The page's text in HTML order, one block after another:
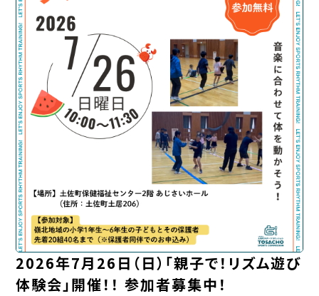
2026年7月26日（日）「親子で！リズム遊び
体験会」開催！！ 参加者募集中！